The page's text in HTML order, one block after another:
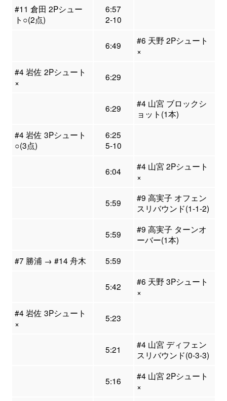
#11 倉田 2Pシュー
ト○(2点)
6:57
2-10
6:49
#6 天野 2Pシュート
×
#4 岩佐 2Pシュート
×
6:29
6:29
#4 山宮 ブロックシ
ョット(1本)
#4 岩佐 3Pシュート
○(3点)
6:25
5-10
6:04
#4 山宮 2Pシュート
×
5:59
#9 高実子 オフェン
スリバウンド(1-1-2)
5:59
#9 高実子 ターンオ
ーバー(1本)
#7 勝浦 → #14 舟木
5:59
5:42
#6 天野 3Pシュート
×
#4 岩佐 3Pシュート
×
5:23
5:21
#4 山宮 ディフェン
スリバウンド(0-3-3)
5:16
#4 山宮 2Pシュート
×